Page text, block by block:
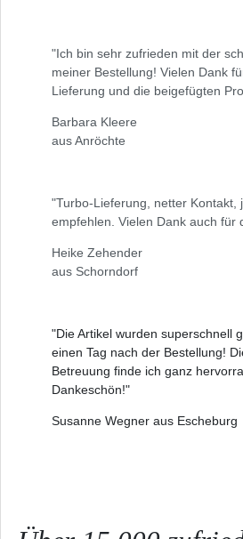
"Ich bin sehr zufrieden mit der
meiner Bestellung! Vielen Dank
Lieferung und die beigefügten
Barbara Kleere
aus Anröchte
"Turbo-Lieferung, netter Kontakt,
empfehlen. Vielen Dank auch für
Heike Zehender
aus Schorndorf
"Die Artikel wurden superschnell
einen Tag nach der Bestellung!
Betreuung finde ich ganz
Dankeschön!"
Susanne Wegner aus Escheburg